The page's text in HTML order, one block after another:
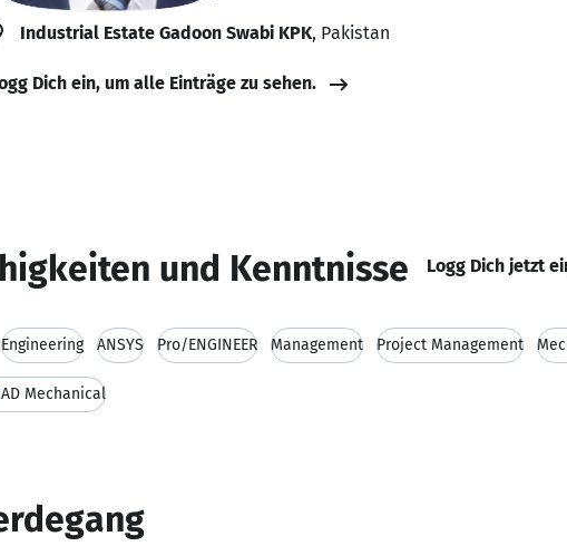
Industrial Estate Gadoon Swabi KPK, Pakistan
Dich ein, um alle Einträge zu sehen.
und Kenntnisse Logg Dich jetzt
Engineering ANSYS Pro/ENGINEER Management Project Management
Mechanical